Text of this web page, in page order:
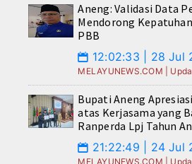
Aneng: Validasi Data
Mendorong
PBB
📅 12:02:33 | 28 Jul
MELAYUNEWS.COM |
Bupati Aneng
atas Kerjasama yang
Ranperda Lpj Tahun
📅 21:22:49 | 24 Jul
MELAYUNEWS.COM |